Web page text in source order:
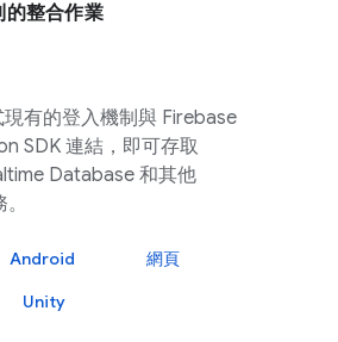
的整合作業
有的登入機制與 Firebase
SDK 連結，即可存取
Database 和其他
Android
網頁
Unity